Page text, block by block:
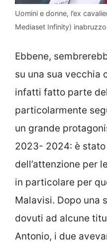
Uomini e donne, l’ex
Mediaset Infinity)
Ebbene,
su una sua vecchia
infatti fatto parte
particolarmente
un grande
2023- 2024: è
dell’attenzione per
in particolare per
Malavisi. Dopo una
dovuti ad alcune
Antonio, i due